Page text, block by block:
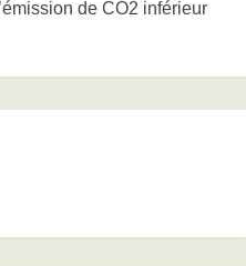
de CO2 inférieur